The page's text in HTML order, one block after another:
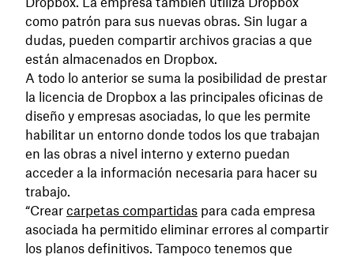
como patrón para sus nuevas obras. Sin lugar a
dudas, pueden compartir archivos gracias a que
están almacenados en Dropbox.
A todo lo anterior se suma la posibilidad de prestar
la licencia de Dropbox a las principales oficinas de
diseño y empresas asociadas, lo que les permite
habilitar un entorno donde todos los que trabajan
en las obras a nivel interno y externo puedan
acceder a la información necesaria para hacer su
trabajo.
“Crear carpetas compartidas para cada empresa
asociada ha permitido eliminar errores al compartir
los planos definitivos. Tampoco tenemos que